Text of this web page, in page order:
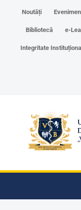
Noutăți
Bibliotecă e-
Integritate